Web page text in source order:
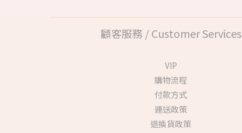
顧客服務 / Customer Services
VIP
購物流程
付款方式
運送政策
退換貨政策